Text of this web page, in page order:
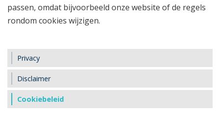
passen, omdat bijvoorbeeld onze website of de regels
rondom cookies wijzigen.
Privacy
Disclaimer
Cookiebeleid